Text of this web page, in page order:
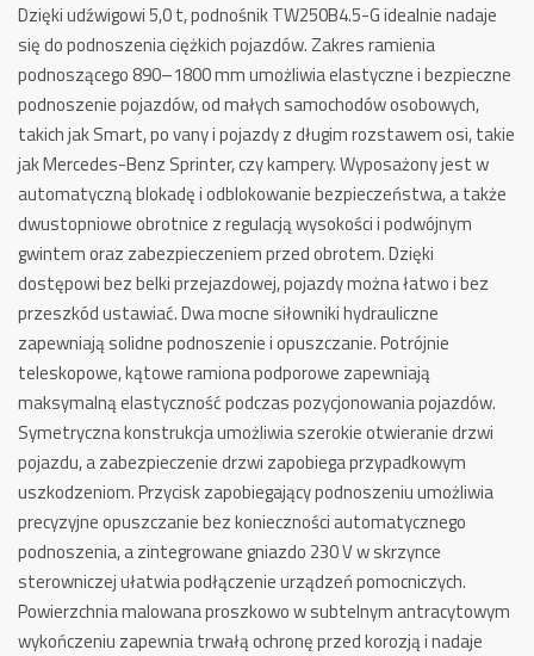
Dzięki udźwigowi 5,0 t, podnośnik TW250B4.5-G idealnie nadaje
się do podnoszenia ciężkich pojazdów. Zakres ramienia
podnoszącego 890–1800 mm umożliwia elastyczne i bezpieczne
podnoszenie pojazdów, od małych samochodów osobowych,
takich jak Smart, po vany i pojazdy z długim rozstawem osi, takie
jak Mercedes-Benz Sprinter, czy kampery. Wyposażony jest w
automatyczną blokadę i odblokowanie bezpieczeństwa, a także
dwustopniowe obrotnice z regulacją wysokości i podwójnym
gwintem oraz zabezpieczeniem przed obrotem. Dzięki
dostępowi bez belki przejazdowej, pojazdy można łatwo i bez
przeszkód ustawiać. Dwa mocne siłowniki hydrauliczne
zapewniają solidne podnoszenie i opuszczanie. Potrójnie
teleskopowe, kątowe ramiona podporowe zapewniają
maksymalną elastyczność podczas pozycjonowania pojazdów.
Symetryczna konstrukcja umożliwia szerokie otwieranie drzwi
pojazdu, a zabezpieczenie drzwi zapobiega przypadkowym
uszkodzeniom. Przycisk zapobiegający podnoszeniu umożliwia
precyzyjne opuszczanie bez konieczności automatycznego
podnoszenia, a zintegrowane gniazdo 230 V w skrzynce
sterowniczej ułatwia podłączenie urządzeń pomocniczych.
Powierzchnia malowana proszkowo w subtelnym antracytowym
wykończeniu zapewnia trwałą ochronę przed korozją i nadaje